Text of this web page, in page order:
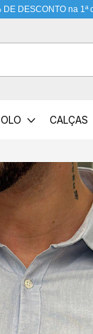
usando o cupom:
CALÇAS